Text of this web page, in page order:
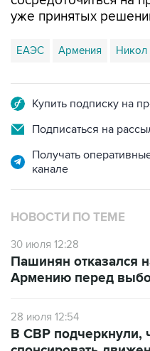
ЕАЭС Армения
Подписаться на
Получать
НОВОСТИ ПО ТЕМЕ
30 июля 12:28
Армению перед
спонсировать
ЕС